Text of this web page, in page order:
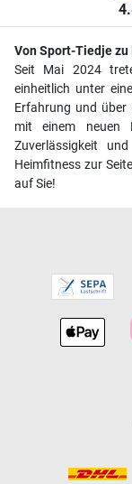
Von Sport-Tiedje zu
Seit Mai 2024
einheitlich unter
Erfahrung und über
mit einem neuen
Zuverlässigkeit
Heimfitness zur
auf Sie!